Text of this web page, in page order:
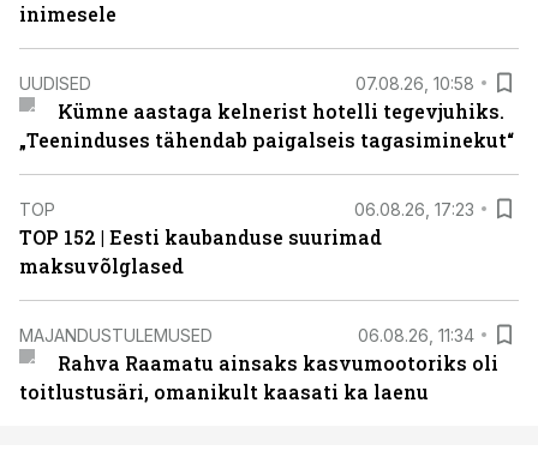
inimesele
UUDISED 07.08.26, 10:58
Kümne aastaga kelnerist hotelli tegevjuhiks.
„Teeninduses tähendab paigalseis tagasiminekut“
TOP 06.08.26, 17:23
TOP 152 | Eesti kaubanduse suurimad
maksuvõlglased
MAJANDUSTULEMUSED 06.08.26, 11:34
Rahva Raamatu ainsaks kasvumootoriks oli
toitlustusäri, omanikult kaasati ka laenu